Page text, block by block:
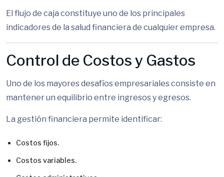
El flujo de caja constituye uno de los principales
indicadores de la salud financiera de cualquier empresa.
Control de Costos y Gastos
Uno de los mayores desafíos empresariales consiste en
mantener un equilibrio entre ingresos y egresos.
La gestión financiera permite identificar:
Costos fijos.
Costos variables.